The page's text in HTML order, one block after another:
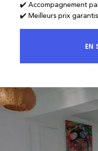
✔️ Accompagnement
✔️ Meilleurs prix
EN